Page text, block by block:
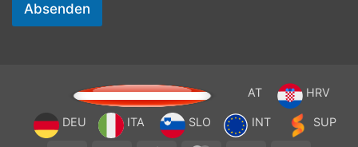
Absenden
AT HRV
DEU ITA SLO INT SUP